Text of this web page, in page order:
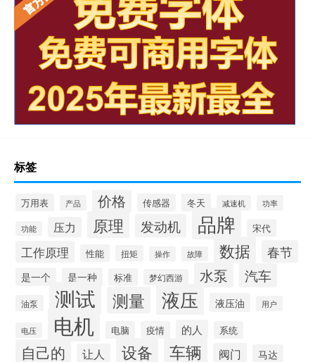
标签
万用表 产品 价格 传感器 冬天 减速机 功率
功能 压力 原理 发动机 品牌 宋代
工作原理 性能 扭矩 操作 故障 数据 春节
是一个 是一种 标准 梦幻西游 水泵 汽车
油泵 测试 测量 液压 液压油 用户
电压 电机 电脑 疫情 的人 系统
自己的 让人 设备 车辆 阀门 马达